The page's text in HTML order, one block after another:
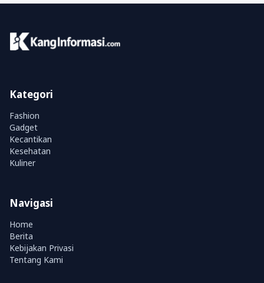
Kategori
Fashion
Gadget
Kecantikan
Kesehatan
Kuliner
Navigasi
Home
Berita
Kebijakan Privasi
Tentang Kami